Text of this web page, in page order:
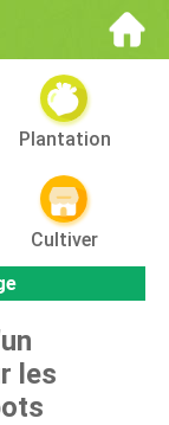
Plantation
Cultiver
les